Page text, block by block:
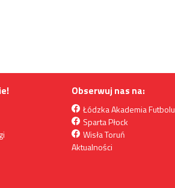
Obserwuj nas na:
Łódzka Akademia Futbolu
Sparta Płock
Wisła Toruń
Aktualności